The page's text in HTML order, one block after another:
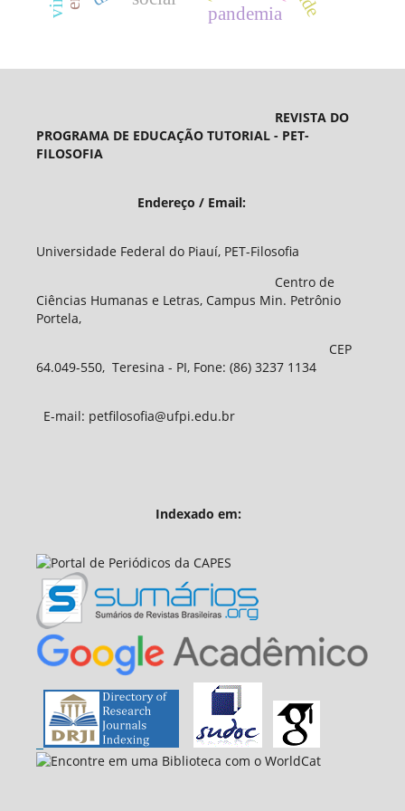
pandemia
REVISTA DO
PROGRAMA DE EDUCAÇÃO TUTORIAL - PET-
FILOSOFIA
Endereço / Email:
Universidade Federal do Piauí, PET-Filosofia
Centro de
Ciências Humanas e Letras, Campus Min. Petrônio
Portela,
CEP
64.049-550, Teresina - PI, Fone: (86) 3237 1134
E-mail: petfilosofia@ufpi.edu.br
Indexado em: